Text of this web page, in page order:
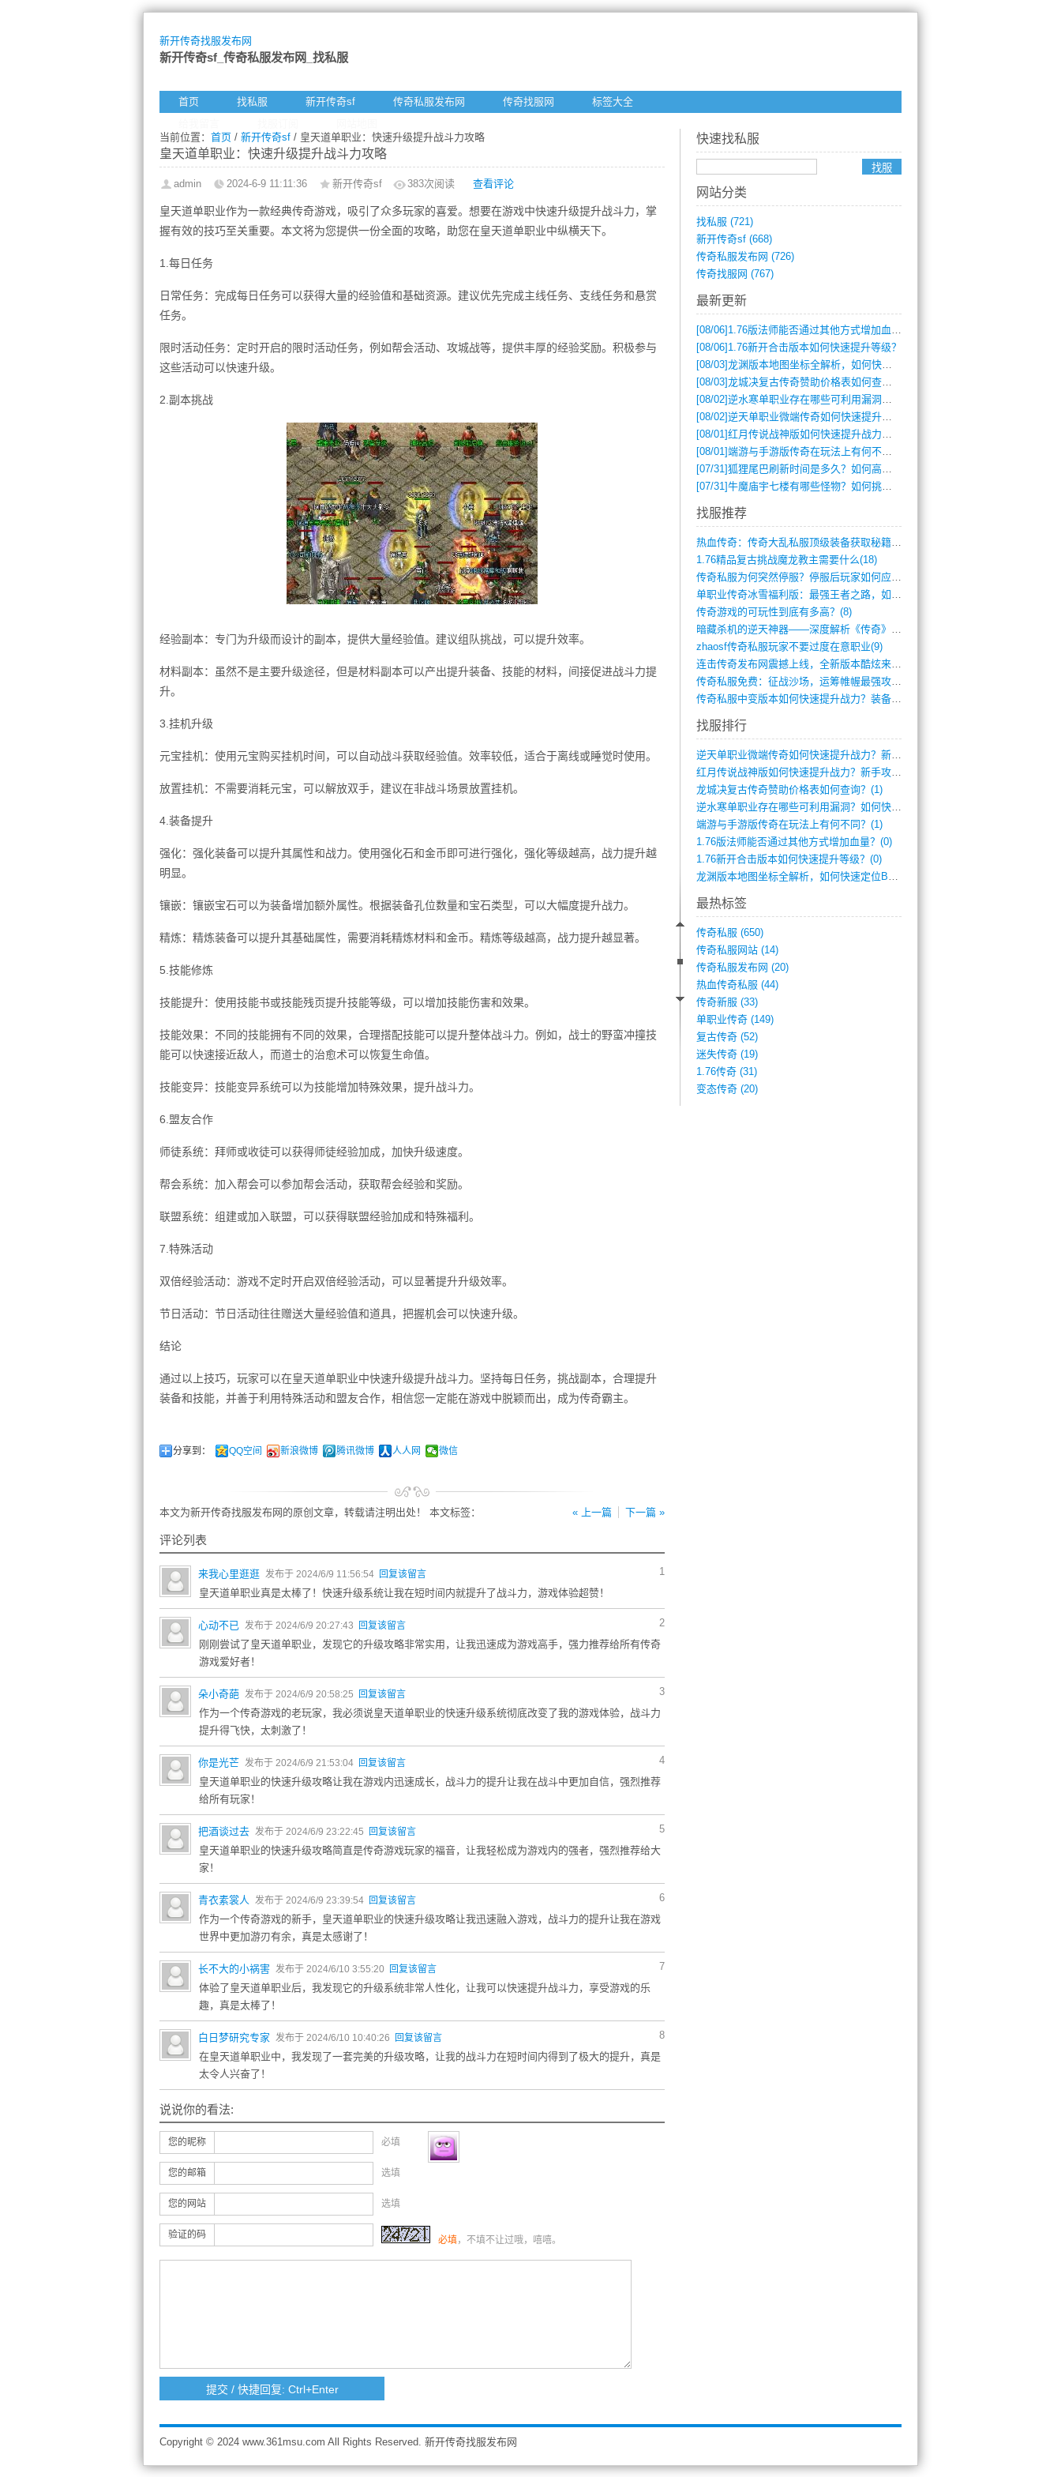
新开传奇找服发布网
新开传奇sf_传奇私服发布网_找私服
首页 找私服 新开传奇sf 传奇私服发布网 传奇找服网
标签大全
当前位置： 首页 / 新开传奇sf / 皇天道单职业：快速升级提升战斗力攻略
皇天道单职业：快速升级提升战斗力攻略
admin 2024-6-9 11:11:36 新开传奇sf 383次阅读 查看评论
皇天道单职业作为一款经典传奇游戏，吸引了众多玩家的喜爱。想要在游戏中快速升级提升战斗力，掌
握有效的技巧至关重要。本文将为您提供一份全面的攻略，助您在皇天道单职业中纵横天下。
1.每日任务
日常任务：完成每日任务可以获得大量的经验值和基础资源。建议优先完成主线任务、支线任务和悬赏
任务。
限时活动任务：定时开启的限时活动任务，例如帮会活动、攻城战等，提供丰厚的经验奖励。积极参与
这些活动可以快速升级。
2.副本挑战
经验副本：专门为升级而设计的副本，提供大量经验值。建议组队挑战，可以提升效率。
材料副本：虽然不是主要升级途径，但是材料副本可以产出提升装备、技能的材料，间接促进战斗力提
升。
3.挂机升级
元宝挂机：使用元宝购买挂机时间，可以自动战斗获取经验值。效率较低，适合于离线或睡觉时使用。
放置挂机：不需要消耗元宝，可以解放双手，建议在非战斗场景放置挂机。
4.装备提升
强化：强化装备可以提升其属性和战力。使用强化石和金币即可进行强化，强化等级越高，战力提升越
明显。
镶嵌：镶嵌宝石可以为装备增加额外属性。根据装备孔位数量和宝石类型，可以大幅度提升战力。
精炼：精炼装备可以提升其基础属性，需要消耗精炼材料和金币。精炼等级越高，战力提升越显著。
5.技能修炼
技能提升：使用技能书或技能残页提升技能等级，可以增加技能伤害和效果。
技能效果：不同的技能拥有不同的效果，合理搭配技能可以提升整体战斗力。例如，战士的野蛮冲撞技
能可以快速接近敌人，而道士的治愈术可以恢复生命值。
技能变异：技能变异系统可以为技能增加特殊效果，提升战斗力。
6.盟友合作
师徒系统：拜师或收徒可以获得师徒经验加成，加快升级速度。
帮会系统：加入帮会可以参加帮会活动，获取帮会经验和奖励。
联盟系统：组建或加入联盟，可以获得联盟经验加成和特殊福利。
7.特殊活动
双倍经验活动：游戏不定时开启双倍经验活动，可以显著提升升级效率。
节日活动：节日活动往往赠送大量经验值和道具，把握机会可以快速升级。
结论
通过以上技巧，玩家可以在皇天道单职业中快速升级提升战斗力。坚持每日任务，挑战副本，合理提升
装备和技能，并善于利用特殊活动和盟友合作，相信您一定能在游戏中脱颖而出，成为传奇霸主。
分享到： QQ空间 新浪微博 腾讯微博 人人网 微信
« 上一篇 下一篇 »
本文为新开传奇找服发布网的原创文章，转载请注明出处！ 本文标签：
评论列表
1
来我心里逛逛 发布于 2024/6/9 11:56:54 回复该留言
皇天道单职业真是太棒了！快速升级系统让我在短时间内就提升了战斗力，游戏体验超赞！
2
心动不已 发布于 2024/6/9 20:27:43 回复该留言
刚刚尝试了皇天道单职业，发现它的升级攻略非常实用，让我迅速成为游戏高手，强力推荐给所有传奇
游戏爱好者！
3
朵小奇葩 发布于 2024/6/9 20:58:25 回复该留言
作为一个传奇游戏的老玩家，我必须说皇天道单职业的快速升级系统彻底改变了我的游戏体验，战斗力
提升得飞快，太刺激了！
4
你是光芒 发布于 2024/6/9 21:53:04 回复该留言
皇天道单职业的快速升级攻略让我在游戏内迅速成长，战斗力的提升让我在战斗中更加自信，强烈推荐
给所有玩家！
5
把酒谈过去 发布于 2024/6/9 23:22:45 回复该留言
皇天道单职业的快速升级攻略简直是传奇游戏玩家的福音，让我轻松成为游戏内的强者，强烈推荐给大
家！
6
青衣素裳人 发布于 2024/6/9 23:39:54 回复该留言
作为一个传奇游戏的新手，皇天道单职业的快速升级攻略让我迅速融入游戏，战斗力的提升让我在游戏
世界中更加游刃有余，真是太感谢了！
7
长不大的小祸害 发布于 2024/6/10 3:55:20 回复该留言
体验了皇天道单职业后，我发现它的升级系统非常人性化，让我可以快速提升战斗力，享受游戏的乐
趣，真是太棒了！
8
白日梦研究专家 发布于 2024/6/10 10:40:26 回复该留言
在皇天道单职业中，我发现了一套完美的升级攻略，让我的战斗力在短时间内得到了极大的提升，真是
太令人兴奋了！
说说你的看法:
您的昵称 必填
您的邮箱 选填
您的网站 选填
验证的码 必填，不填不让过哦，嘻嘻。
快速找私服
网站分类
找私服 (721)
新开传奇sf (668)
传奇私服发布网 (726)
传奇找服网 (767)
最新更新
[08/06] 1.76版法师能否通过其他方式增加血量？
[08/06] 1.76新开合击版本如何快速提升等级？
[08/03]龙渊版本地图坐标全解析，如何快速定位BOSS位置？
[08/03]龙城决复古传奇赞助价格表如何查询？
[08/02]逆水寒单职业存在哪些可利用漏洞？如何快速提升战力？
[08/02]逆天单职业微端传奇如何快速提升战力？新手必看攻略
[08/01]红月传说战神版如何快速提升战力？新手攻略全解析？
[08/01]端游与手游版传奇在玩法上有何不同？
[07/31]狐狸尾巴刷新时间是多久？如何高效获取传奇手游中的狐狸尾巴？
[07/31]牛魔庙宇七楼有哪些怪物？如何挑战它们？
找服推荐
热血传奇：传奇大乱私服顶级装备获取秘籍(887)
1.76精品复古挑战魔龙教主需要什么(18)
传奇私服为何突然停服？停服后玩家如何应对(744)
单职业传奇冰雪福利版：最强王者之路，如何(659)
传奇游戏的可玩性到底有多高？(8)
暗藏杀机的逆天神器——深度解析《传奇》祈(374)
zhaosf传奇私服玩家不要过度在意职业(9)
连击传奇发布网震撼上线，全新版本酷炫来袭(12)
传奇私服免费：征战沙场，运筹帷幄最强攻城(516)
传奇私服中变版本如何快速提升战力？装备强(1012)
找服排行
逆天单职业微端传奇如何快速提升战力？新手(2)
红月传说战神版如何快速提升战力？新手攻略(2)
龙城决复古传奇赞助价格表如何查询？(1)
逆水寒单职业存在哪些可利用漏洞？如何快速(1)
端游与手游版传奇在玩法上有何不同？(1)
1.76版法师能否通过其他方式增加血量？(0)
1.76新开合击版本如何快速提升等级？(0)
龙渊版本地图坐标全解析，如何快速定位BO(0)
最热标签
传奇私服 (650)
传奇私服网站 (14)
传奇私服发布网 (20)
热血传奇私服 (44)
传奇新服 (33)
单职业传奇 (149)
复古传奇 (52)
迷失传奇 (19)
1.76传奇 (31)
变态传奇 (20)
Copyright © 2024 www.361msu.com All Rights Reserved. 新开传奇找服发布网